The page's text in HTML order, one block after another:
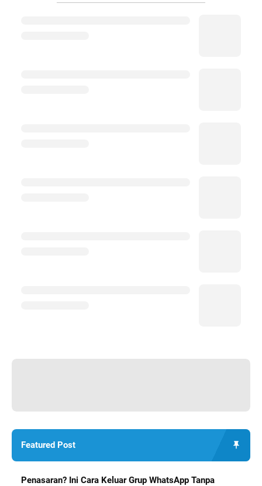
Featured Post
Penasaran? Ini Cara Keluar Grup WhatsApp Tanpa